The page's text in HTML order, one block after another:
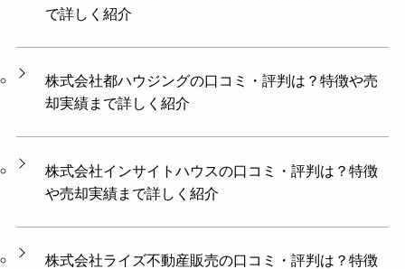
で詳しく紹介
株式会社都ハウジングの口コミ・評判は？特徴や売
却実績まで詳しく紹介
株式会社インサイトハウスの口コミ・評判は？特徴
や売却実績まで詳しく紹介
株式会社ライズ不動産販売の口コミ・評判は？特徴